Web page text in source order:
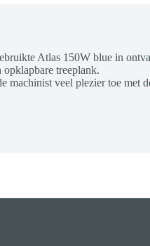
Atlas 150W blue in
treeplank.
machinist veel plezier toe met